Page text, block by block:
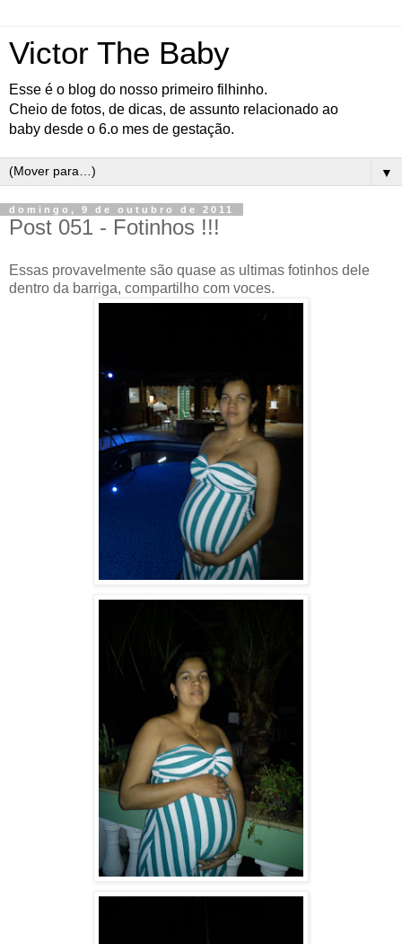
Victor The Baby
Esse é o blog do nosso primeiro filhinho.
Cheio de fotos, de dicas, de assunto relacionado ao
baby desde o 6.o mes de gestação.
▼
domingo, 9 de outubro de 2011
Post 051 - Fotinhos !!!
Essas provavelmente são quase as ultimas fotinhos dele
dentro da barriga, compartilho com voces.